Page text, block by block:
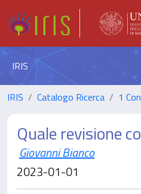
IRIS
IRIS Catalogo Ricerca 1
Quale revisione
Giovanni Bianco
2023-01-01